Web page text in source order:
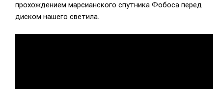
прохождением марсианского спутника Фобоса перед
диском нашего светила.